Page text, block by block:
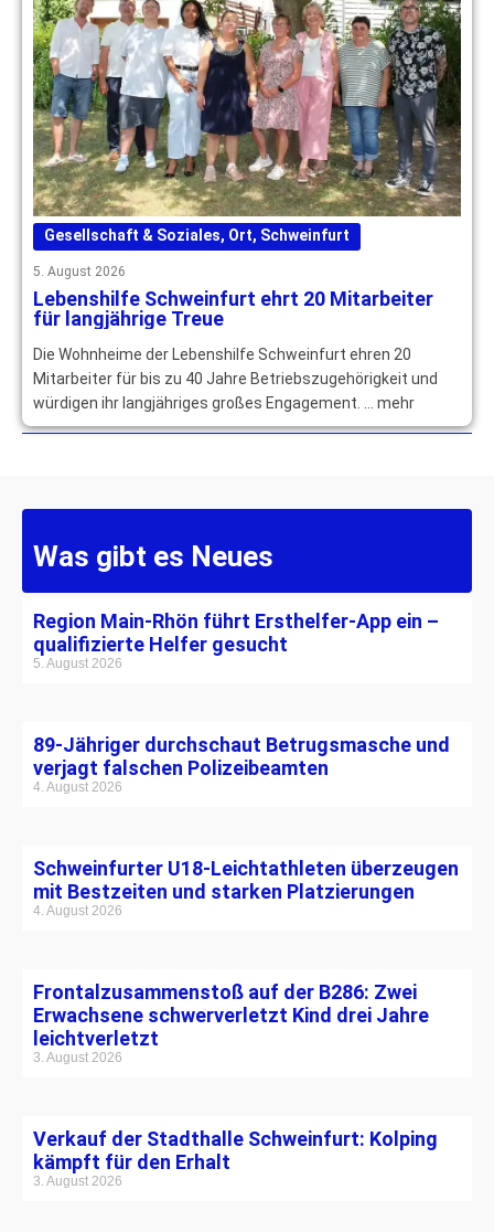
Gesellschaft & Soziales, Ort, Schweinfurt
5. August 2026
Lebenshilfe Schweinfurt ehrt 20 Mitarbeiter
für langjährige Treue
Die Wohnheime der Lebenshilfe Schweinfurt ehren 20
Mitarbeiter für bis zu 40 Jahre Betriebszugehörigkeit und
würdigen ihr langjähriges großes Engagement. … mehr
Was gibt es Neues
Region Main-Rhön führt Ersthelfer-App ein –
qualifizierte Helfer gesucht
5. August 2026
89-Jähriger durchschaut Betrugsmasche und
verjagt falschen Polizeibeamten
4. August 2026
Schweinfurter U18-Leichtathleten überzeugen
mit Bestzeiten und starken Platzierungen
4. August 2026
Frontalzusammenstoß auf der B286: Zwei
Erwachsene schwerverletzt Kind drei Jahre
leichtverletzt
3. August 2026
Verkauf der Stadthalle Schweinfurt: Kolping
kämpft für den Erhalt
3. August 2026